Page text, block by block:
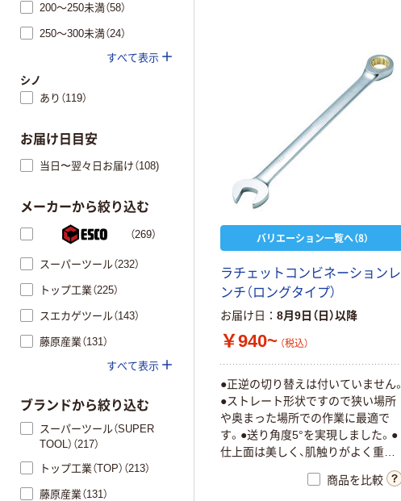
バリエーション一覧へ（8）
ラチェットコンビネーションレ
ンチ（ロングタイプ）
お届け日 8月9日（日）以降
￥940~ （税込）
●正逆の切り替えは付いていません。
●ストレート形状ですので狭い場所
や奥まった場所での作業に最適で
す。●送り角度5°を実現しました。●
仕上面は美しく、肌触りがよく重量
感があります。●表面処理は三価クロ
商品を比較
200～250未満（58）
250～300未満（24）
すべて表示
シノ
あり（119）
お届け日目安
当日〜翌々日お届け（108)
メーカーから絞り込む
（269）
スーパーツール（232）
トップ工業（225）
スエカゲツール（143）
藤原産業（131）
すべて表示
ブランドから絞り込む
スーパーツール（SUPER
TOOL）（217）
トップ工業（TOP）（213）
藤原産業（131）